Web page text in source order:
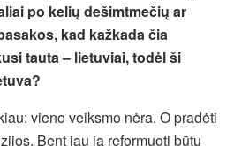
po kelių dešimtmečių ar
kad kažkada čia
tauta – lietuviai, todėl ši
vieno veiksmo nėra. O pradėti
Bent jau ją reformuoti būtų